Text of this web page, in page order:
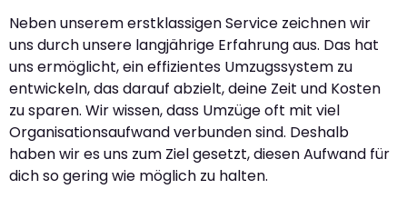
Neben unserem erstklassigen Service zeichnen wir
uns durch unsere langjährige Erfahrung aus. Das hat
uns ermöglicht, ein effizientes Umzugssystem zu
entwickeln, das darauf abzielt, deine Zeit und Kosten
zu sparen. Wir wissen, dass Umzüge oft mit viel
Organisationsaufwand verbunden sind. Deshalb
haben wir es uns zum Ziel gesetzt, diesen Aufwand für
dich so gering wie möglich zu halten.